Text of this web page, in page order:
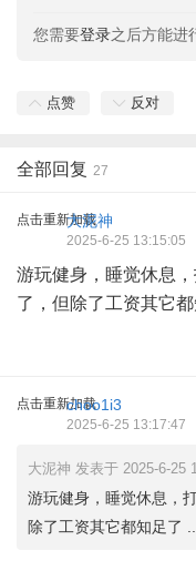
您需要登录之后方能进
点赞 反对
全部回复 27
点击重新加载
大泥神
2025-6-25 13:15:05
游玩健身，睡觉休息
了，但除了工资其它
点击重新加载
choo1i3
2025-6-25 13:17:47
大泥神 发表于 2025-6-25
游玩健身，睡觉休息，
除了工资其它都知足了 ...